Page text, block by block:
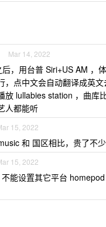
Mar 14, 2022
，用台普 Siri+US AM ，
，点中文会自动翻译成英
放 lullabies station ，曲库
人都能听
15, 2022
和 国区相比，贵了不少
15, 2022
能设置其它平台